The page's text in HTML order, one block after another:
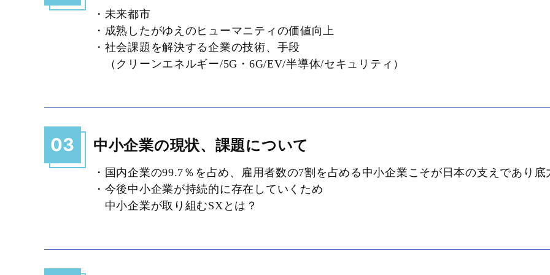
・未来都市
・成熟したがゆえのヒューマニティの価値向上
・社会課題を解決する企業の技術、手段
（クリーンエネルギー/5G・6G/EV/半導体/セキュリティ）
03 中小企業の現状、課題について
・国内企業の99.7％を占め、雇用者数の7割を占める中小企業こそが日本の支えであり底
・今後中小企業が持続的に存在していくため
中小企業が取り組むSXとは？